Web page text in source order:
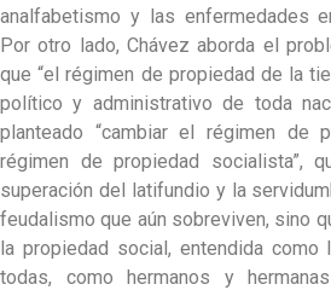
analfabetismo y las enfermedades
Por otro lado, Chávez aborda el
que “el régimen de propiedad de la
político y administrativo de toda
planteado “cambiar el régimen de
régimen de propiedad socialista”,
superación del latifundio y la
feudalismo que aún sobreviven, sino
la propiedad social, entendida
todas, como hermanos y